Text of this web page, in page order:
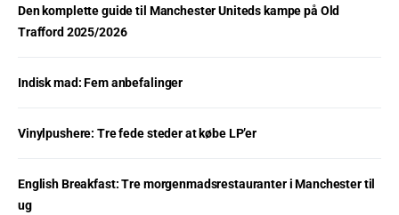
Den komplette guide til Manchester Uniteds kampe på Old
Trafford 2025/2026
Indisk mad: Fem anbefalinger
Vinylpushere: Tre fede steder at købe LP’er
English Breakfast: Tre morgenmadsrestauranter i Manchester til
ug